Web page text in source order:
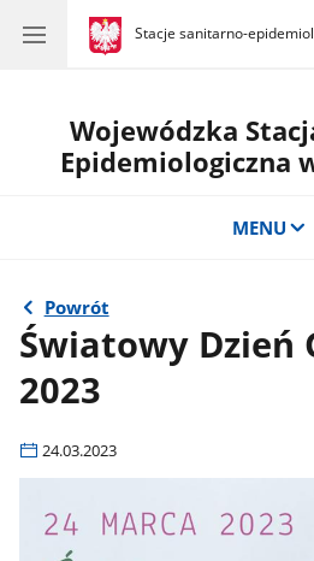
gov.pl
Stacje sanitarno-
gov.pl
Stacje
Wojewódzka
Epidemiologiczna
MENU
Powrót
Światowy Dzień
2023
24.03.2023